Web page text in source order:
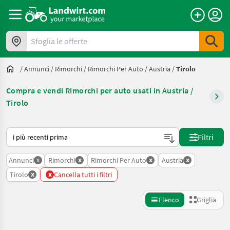
Sfoglia le offerte
/Annunci / Rimorchi / Rimorchi Per Auto /Austria /Tirolo
Compra e vendi Rimorchi per auto usati in Austria /
Tirolo
Ecco come viene ordinato su Landwirt.com
Filtri
Annunci x Rimorchi x Rimorchi Per Auto x Austria x
Tirolo x x Cancella tutti i filtri
Elenco Griglia